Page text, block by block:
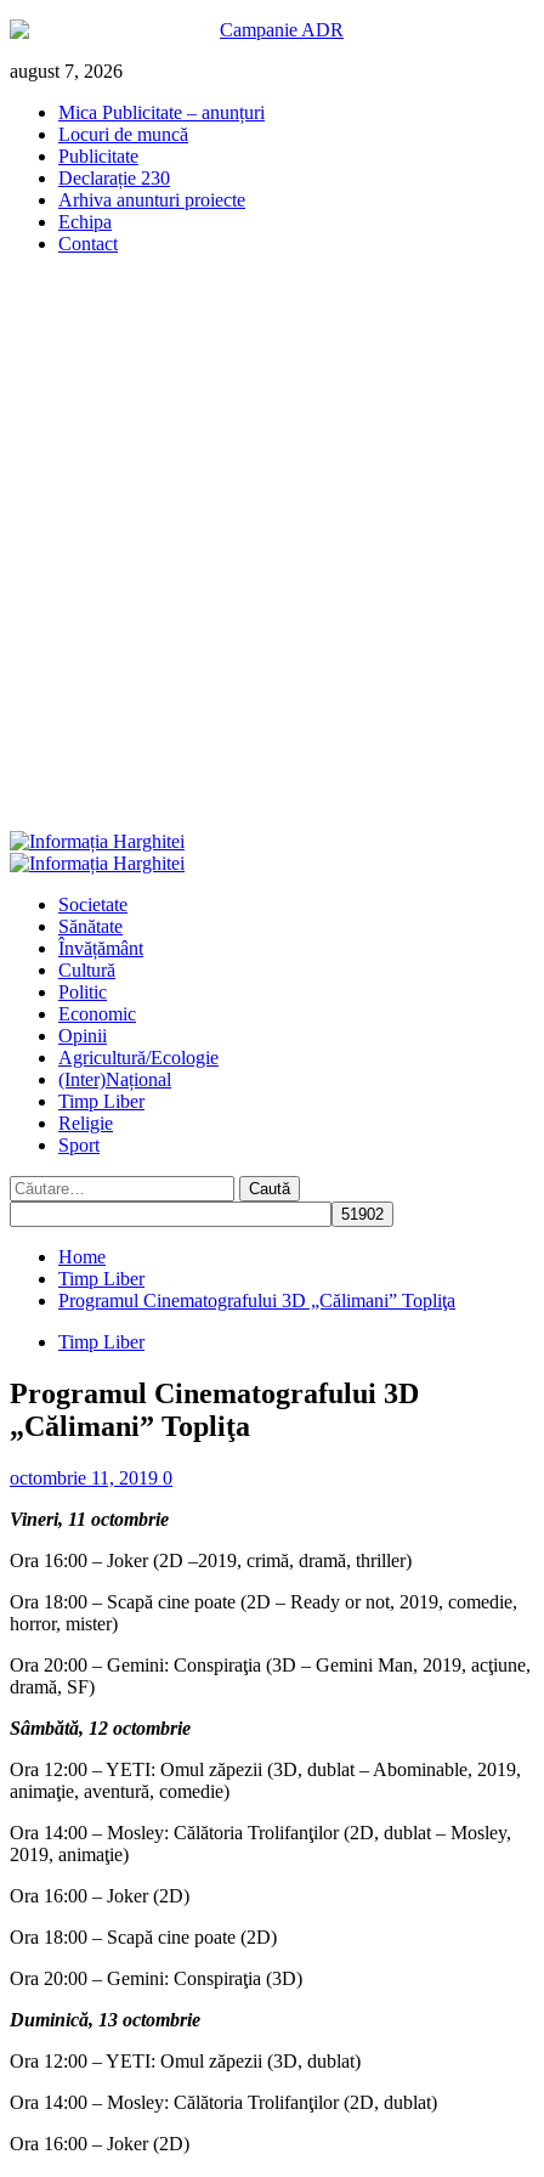
Skip
content
august 7, 2026
Mica Publicitate – anunțuri
Locuri de muncă
Publicitate
Declarație 230
Arhiva anunturi proiecte
Echipa
Contact
Primary
Societate
Sănătate
Învățământ
Cultură
Politic
Economic
Opinii
Agricultură/Ecologie
(Inter)Național
Timp Liber
Religie
Sport
Caută
după:
Home
Timp Liber
Programul Cinematografului 3D „Călimani” Topliţa
Timp Liber
Programul Cinematografului 3D
„Călimani” Topliţa
octombrie 11, 2019 0
Vineri, 11 octombrie
Ora 16:00 – Joker (2D –2019, crimă, dramă, thriller)
Ora 18:00 – Scapă cine poate (2D – Ready or not, 2019, comedie,
horror, mister)
Ora 20:00 – Gemini: Conspiraţia (3D – Gemini Man, 2019, acţiune,
dramă, SF)
Sâmbătă, 12 octombrie
Ora 12:00 – YETI: Omul zăpezii (3D, dublat – Abominable, 2019,
animaţie, aventură, comedie)
Ora 14:00 – Mosley: Călătoria Trolifanţilor (2D, dublat – Mosley,
2019, animaţie)
Ora 16:00 – Joker (2D)
Ora 18:00 – Scapă cine poate (2D)
Ora 20:00 – Gemini: Conspiraţia (3D)
Duminică, 13 octombrie
Ora 12:00 – YETI: Omul zăpezii (3D, dublat)
Ora 14:00 – Mosley: Călătoria Trolifanţilor (2D, dublat)
Ora 16:00 – Joker (2D)